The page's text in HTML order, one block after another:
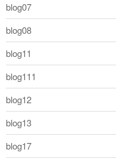
blog07
blog08
blog11
blog111
blog12
blog13
blog17